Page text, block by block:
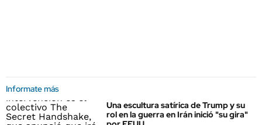
Informate más
Una escultura satírica de Trump y su
rol en la guerra en Irán inició "su gira"